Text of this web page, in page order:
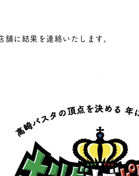
に結果を連絡いたします。